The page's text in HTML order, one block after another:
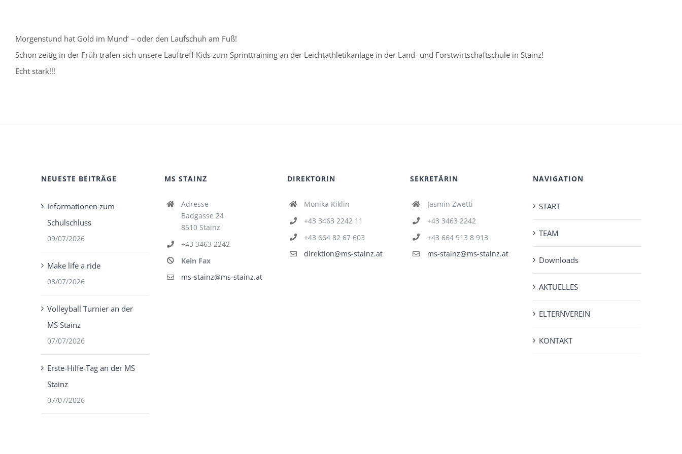
Morgenstund hat Gold im Mund‘ – oder den Laufschuh am Fuß!
Schon zeitig in der Früh trafen sich unsere Lauftreff Kids zum Sprinttraining an der Leichtathletikanlage in der Land- und Forstwirtschaftschule in Stainz!
Echt stark!!!
NEUESTE BEITRÄGE
Informationen zum
Schulschluss
09/07/2026
Make life a ride
08/07/2026
Volleyball Turnier an der
MS Stainz
07/07/2026
Erste-Hilfe-Tag an der MS
Stainz
07/07/2026
MS STAINZ
Adresse
Badgasse 24
8510 Stainz
+43 3463 2242
Kein Fax
ms-stainz@ms-stainz.at
DIREKTORIN
Monika Kiklin
+43 3463 2242 11
+43 664 82 67 603
direktion@ms-stainz.at
SEKRETÄRIN
Jasmin Zwetti
+43 3463 2242
+43 664 913 8 913
ms-stainz@ms-stainz.at
NAVIGATION
START
TEAM
Downloads
AKTUELLES
ELTERNVEREIN
KONTAKT